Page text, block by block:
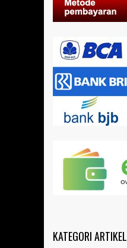
KATEGORI ARTIKEL